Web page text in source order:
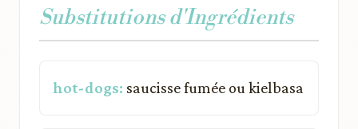
Substitutions d'Ingrédients
hot-dogs: saucisse fumée ou kielbasa